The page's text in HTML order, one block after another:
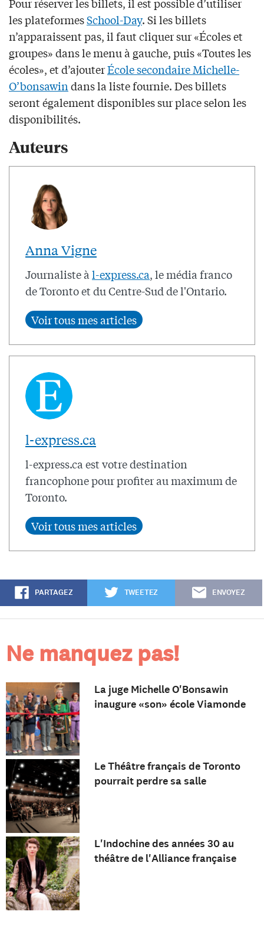
les plateformesSchool-Day. Si les billets
n’apparaissent pas, il faut cliquer sur «Écoles et
groupes» dans le menu à gauche, puis «Toutes les
écoles», et d’ajouterÉcole secondaire Michelle-
O’bonsawindans la liste fournie. Des billets
seront également disponibles sur place selon les
disponibilités.
Auteurs
Anna Vigne
Journaliste à l-express.ca, le média franco
de Toronto et du Centre-Sud de l'Ontario.
l-express.ca
l-express.ca est votre destination
francophone pour profiter au maximum de
Toronto.
PARTAGEZ TWEETEZ ENVOYEZ
Ne manquez pas!
La juge Michelle O'Bonsawin
inaugure «son» école Viamonde
Le Théâtre français de Toronto
pourrait perdre sa salle
L'Indochine des années 30 au
théâtre de l'Alliance française